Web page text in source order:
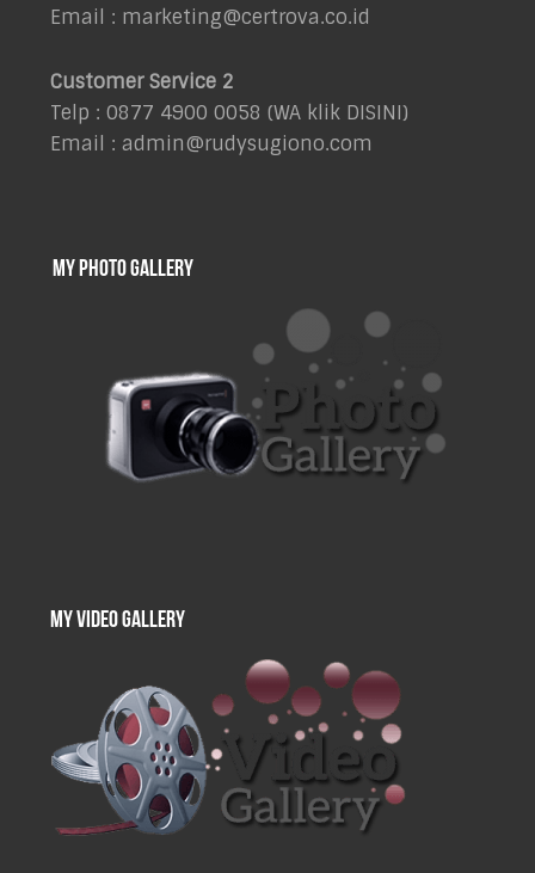
Email : marketing@certrova.co.id
Customer Service 2
Telp : 0877 4900 0058 (WA klik DISINI)
Email : admin@rudysugiono.com
My Photo Gallery
My Video Gallery